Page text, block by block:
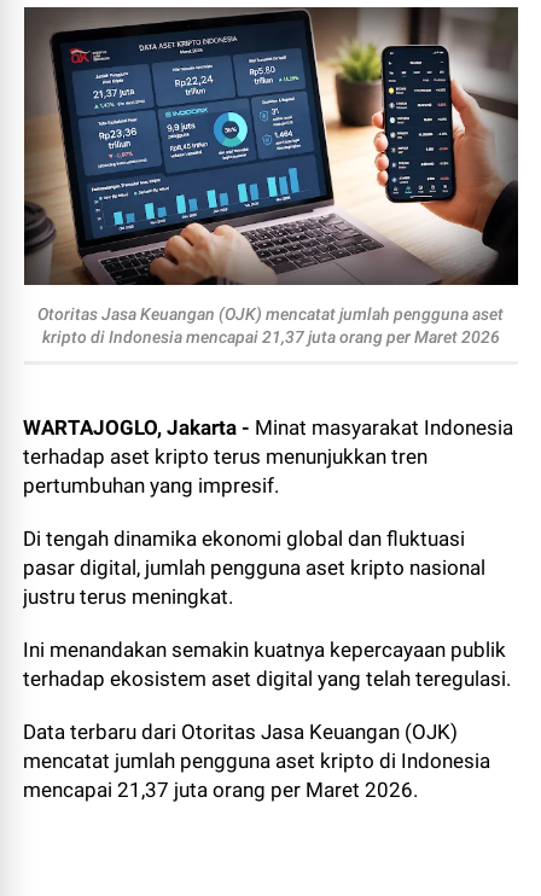
Otoritas Jasa Keuangan (OJK) mencatat jumlah pengguna aset
kripto di Indonesia mencapai 21,37 juta orang per Maret 2026
WARTAJOGLO, Jakarta - Minat masyarakat Indonesia
terhadap aset kripto terus menunjukkan tren
pertumbuhan yang impresif.
Di tengah dinamika ekonomi global dan fluktuasi
pasar digital, jumlah pengguna aset kripto nasional
justru terus meningkat.
Ini menandakan semakin kuatnya kepercayaan publik
terhadap ekosistem aset digital yang telah teregulasi.
Data terbaru dari Otoritas Jasa Keuangan (OJK)
mencatat jumlah pengguna aset kripto di Indonesia
mencapai 21,37 juta orang per Maret 2026.